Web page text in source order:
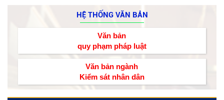
HỆ THỐNG VĂN BẢN
Văn bản
quy phạm pháp luật
Văn bản ngành
Kiểm sát nhân dân